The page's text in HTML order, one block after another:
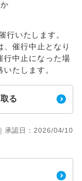
行いたします。
、催行中止となり
行中止になった場
たします。
る
承認日：2026/04/10